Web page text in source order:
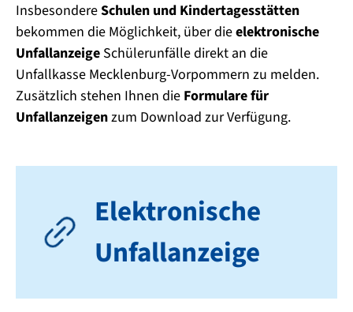
InsbesondereSchulen und Kindertagesstätten
bekommen die Möglichkeit, über dieelektronische
Unfallanzeige Schülerunfälle direkt an die
Unfallkasse Mecklenburg-Vorpommern zu melden.
Zusätzlich stehen Ihnen die Formulare für
Unfallanzeigenzum Download zur Verfügung.
Elektronische
Unfallanzeige